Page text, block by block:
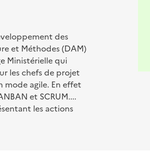
des
et Méthodes (DAM)
Ministérielle qui
les chefs de projet
agile. En effet
et SCRUM....
les actions